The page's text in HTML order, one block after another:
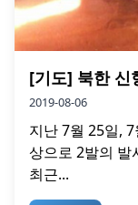
[기도] 북한 신
2019-08-06
지난 7월 25일,
상으로 2발의 발
최근...